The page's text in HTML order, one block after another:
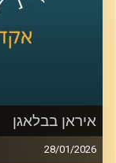
איראן בבלאגן
28/01/2026